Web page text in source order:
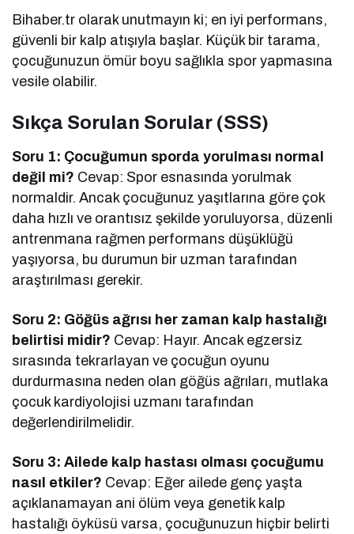
Bihaber.tr olarak unutmayın ki; en iyi performans,
güvenli bir kalp atışıyla başlar. Küçük bir tarama,
çocuğunuzun ömür boyu sağlıkla spor yapmasına
vesile olabilir.
Sıkça Sorulan Sorular (SSS)
Soru 1: Çocuğumun sporda yorulması normal
değil mi? Cevap: Spor esnasında yorulmak
normaldir. Ancak çocuğunuz yaşıtlarına göre çok
daha hızlı ve orantısız şekilde yoruluyorsa, düzenli
antrenmana rağmen performans düşüklüğü
yaşıyorsa, bu durumun bir uzman tarafından
araştırılması gerekir.
Soru 2: Göğüs ağrısı her zaman kalp hastalığı
belirtisi midir? Cevap: Hayır. Ancak egzersiz
sırasında tekrarlayan ve çocuğun oyunu
durdurmasına neden olan göğüs ağrıları, mutlaka
çocuk kardiyolojisi uzmanı tarafından
değerlendirilmelidir.
Soru 3: Ailede kalp hastası olması çocuğumu
nasıl etkiler? Cevap: Eğer ailede genç yaşta
açıklanamayan ani ölüm veya genetik kalp
hastalığı öyküsü varsa, çocuğunuzun hiçbir belirti